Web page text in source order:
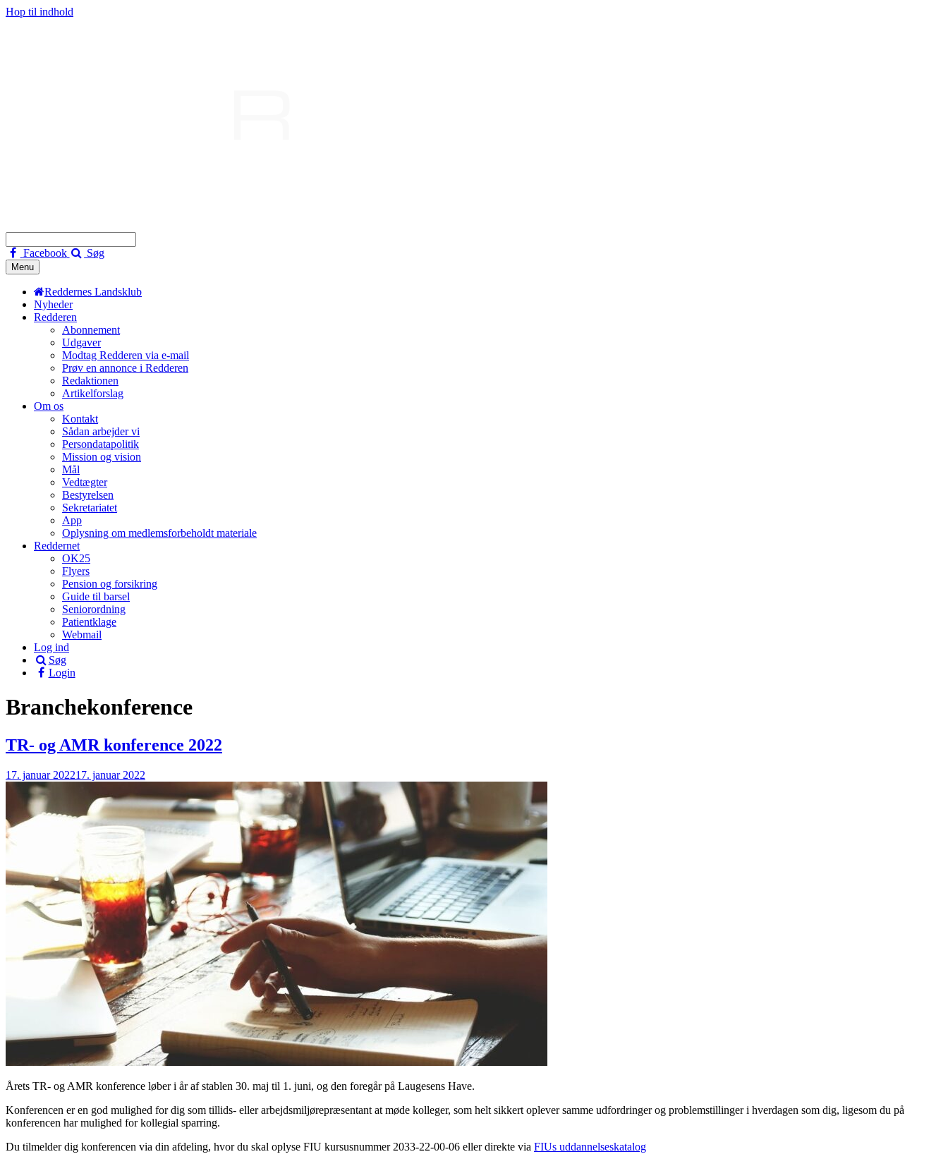
Hop til indhold
Facebook Søg
Menu
Reddernes Landsklub
Nyheder
Redderen
Abonnement
Udgaver
Modtag Redderen via e-mail
Prøv en annonce i Redderen
Redaktionen
Artikelforslag
Om os
Kontakt
Sådan arbejder vi
Persondatapolitik
Mission og vision
Mål
Vedtægter
Bestyrelsen
Sekretariatet
App
Oplysning om medlemsforbeholdt materiale
Reddernet
OK25
Flyers
Pension og forsikring
Guide til barsel
Seniorordning
Patientklage
Webmail
Log ind
Søg
Login
Branchekonference
TR- og AMR konference 2022
17. januar 202217. januar 2022
Årets TR- og AMR konference løber i år af stablen 30. maj til 1. juni, og den foregår på Laugesens Have.
Konferencen er en god mulighed for dig som tillids- eller arbejdsmiljørepræsentant at møde kolleger, som helt sikkert oplever samme udfordringer og problemstillinger i hverdagen som dig, ligesom du på
konferencen har mulighed for kollegial sparring.
Du tilmelder dig konferencen via din afdeling, hvor du skal oplyse FIU kursusnummer 2033-22-00-06 eller direkte via FIUs uddannelseskatalog